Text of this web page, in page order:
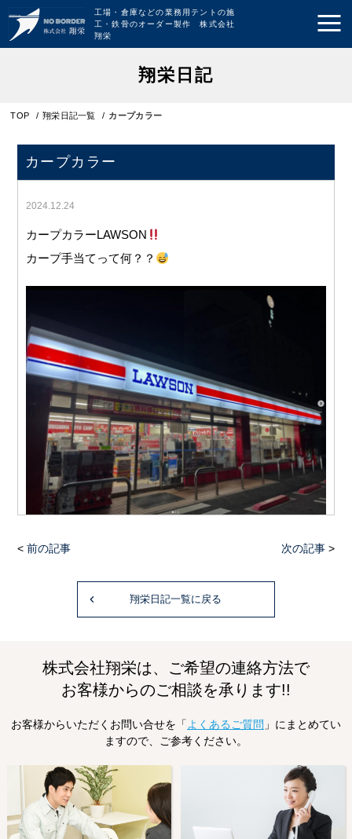
工場・倉庫などの業務用テントの施
工・鉄骨のオーダー製作 株式会社
翔栄
翔栄日記
TOP / 翔栄日記一覧 / カープカラー
カープカラー
2024.12.24
カープカラーLAWSON
カープ手当てって何？？
< 前の記事 次の記事 >
翔栄日記一覧に戻る
株式会社翔栄は、ご希望の連絡方法で
お客様からのご相談を承ります!!
お客様からいただくお問い合せを「 よくあるご質問 」にまとめてい
ますので、ご参考ください。